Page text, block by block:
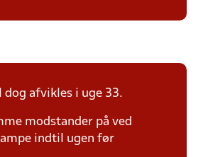
dog afvikles i uge 33.
modstander på ved
indtil ugen før